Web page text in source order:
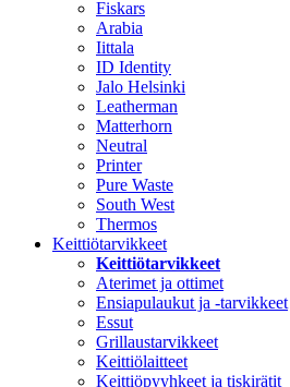
Fiskars
Arabia
Iittala
ID Identity
Jalo Helsinki
Leatherman
Matterhorn
Neutral
Printer
Pure Waste
South West
Thermos
Keittiötarvikkeet
Keittiötarvikkeet
Aterimet ja ottimet
Ensiapulaukut ja -tarvikkeet
Essut
Grillaustarvikkeet
Keittiölaitteet
Keittiöpyyhkeet ja tiskirätit